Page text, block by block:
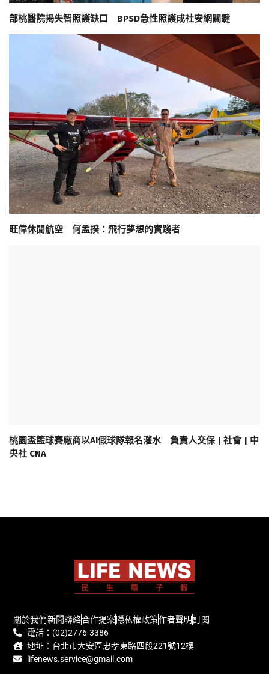
部桃醫院揭失智照護缺口 BPSD急性照護成社安網關鍵
旺偉休閒航空 何孟揆：飛行夢想的實踐者
桃園盃籃球賽廠商以AI假球隊報名灌水 負責人交保 | 社會 | 中
央社 CNA
關於我們新聞聯絡合作提案隱私權政策作者聲明訂閱
電話：(02)2776-3386
地址：台北市大安區忠孝東路四段221號12樓
lifenews.service@gmail.com